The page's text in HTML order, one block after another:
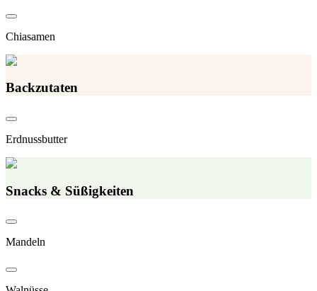
Chiasamen
Backzutaten
Erdnussbutter
Snacks & Süßigkeiten
Mandeln